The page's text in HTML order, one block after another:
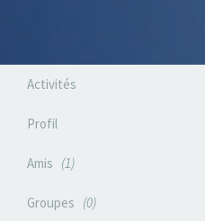
Activités
Profil
Amis 1
Groupes 0